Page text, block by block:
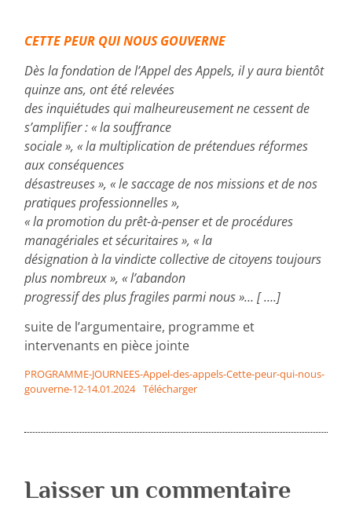
CETTE PEUR QUI NOUS GOUVERNE
Dès la fondation de l’Appel des Appels, il y aura bientôt
quinze ans, ont été relevées
des inquiétudes qui malheureusement ne cessent de
s’amplifier : « la souffrance
sociale », « la multiplication de prétendues réformes
aux conséquences
désastreuses », « le saccage de nos missions et de nos
pratiques professionnelles »,
« la promotion du prêt-à-penser et de procédures
managériales et sécuritaires », « la
désignation à la vindicte collective de citoyens toujours
plus nombreux », « l’abandon
progressif des plus fragiles parmi nous »… [ ….]
suite de l’argumentaire, programme et
intervenants en pièce jointe
PROGRAMME-JOURNEES-Appel-des-appels-Cette-peur-qui-nous-
gouverne-12-14.01.2024 Télécharger
Laisser un commentaire